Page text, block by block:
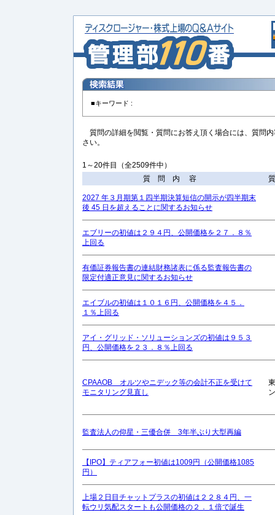
■キーワード :
質問の詳細を閲覧・質問にお答え頂く場合には、質問
さい。
1～20件目（全2509件中）
質 問 内 容
2027 年３月期第１四半期決算短信の開示が四半期末
後 45 日を超えることに関するお知らせ
エブリーの初値は２９４円、公開価格を２７．８％
上回る
有価証券報告書の連結財務諸表に係る監査報告書の
限定付適正意見に関するお知らせ
エイブルの初値は１０１６円、公開価格を４５．
１％上回る
アイ・グリッド・ソリューションズの初値は９５３
円、公開価格を２３．８％上回る
CPAAOB オルツやニデック等の会計不正を受けて
モニタリング見直し
監査法人の仰星・三優合併 3年半ぶり大型再編
【IPO】ティアフォー初値は1009円（公開価格1085
円）
上場２日目チャットプラスの初値は２２８４円、一
転ウリ気配スタートも公開価格の２．１倍で誕生